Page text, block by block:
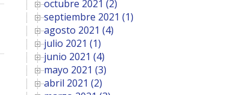
octubre 2021 (2)
septiembre 2021 (1)
agosto 2021 (4)
julio 2021 (1)
junio 2021 (4)
mayo 2021 (3)
abril 2021 (2)